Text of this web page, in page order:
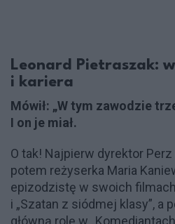
Leonard Pietraszak:
i kariera
Mówił: „W tym zawodzie
I on je miał.
O tak! Najpierw dyrektor
potem reżyserka Maria
epizodzistę w swoich
i „Szatan z siódmej klasy”, a
główną rolę w